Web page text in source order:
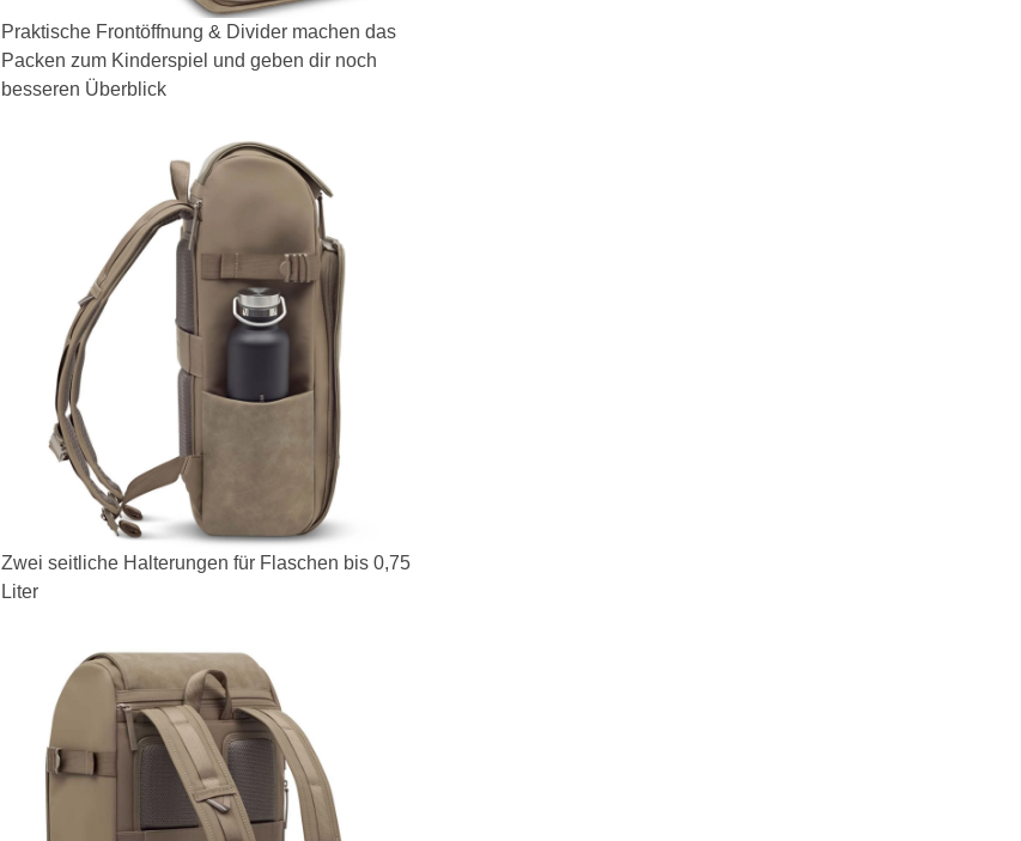
Praktische Frontöffnung & Divider machen das
Packen zum Kinderspiel und geben dir noch
besseren Überblick
Zwei seitliche Halterungen für Flaschen bis 0,75
Liter